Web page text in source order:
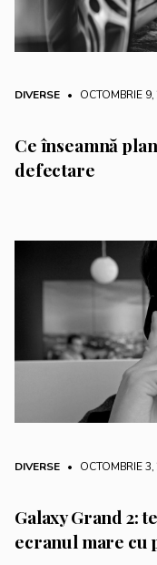
DIVERSE • OCTOMBRIE 9,
Ce înseamnă
defectare
DIVERSE • OCTOMBRIE 3,
Galaxy Grand 2:
ecranul mare cu